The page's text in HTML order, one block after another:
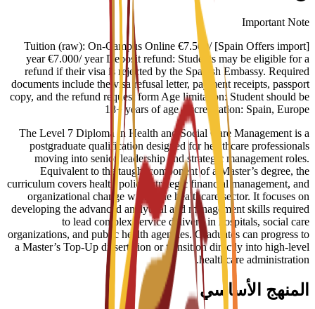
Important Note
[Spain Offers import] Tuition (raw): On-Campus Online €7.500/
year €7.000/ year Deposit refund: Students may be eligible for a
refund if their visa is rejected by the Spanish Embassy. Required
documents include the visa refusal letter, payment receipts, passport
copy, and the refund request form Age limitation: Student should be
18+ years of age Accreditation: Spain, Europe
The Level 7 Diploma in Health and Social Care Management is a
postgraduate qualification designed for healthcare professionals
moving into senior leadership and strategic management roles.
Equivalent to the taught component of a Master’s degree, the
curriculum covers health policy, strategic financial management, and
organizational change within the healthcare sector. It focuses on
developing the advanced analytical and management skills required
to lead complex service delivery in hospitals, social care
organizations, and public health agencies. Graduates can progress to
a Master’s Top-Up dissertation or transition directly into high-level
healthcare administration.
المنهج الأساسي